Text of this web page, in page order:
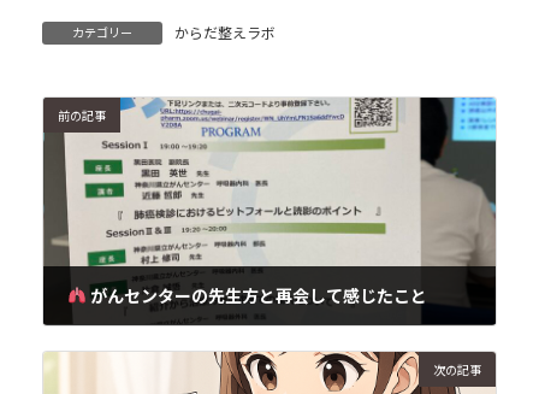
カテゴリー からだ整えラボ
前の記事
がんセンターの先生方と再会して感じたこと
次の記事